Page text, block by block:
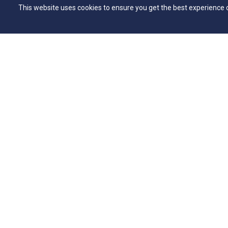
This website uses cookies to ensure you get the best experience